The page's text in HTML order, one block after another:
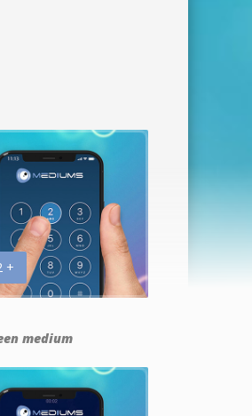
+
medium